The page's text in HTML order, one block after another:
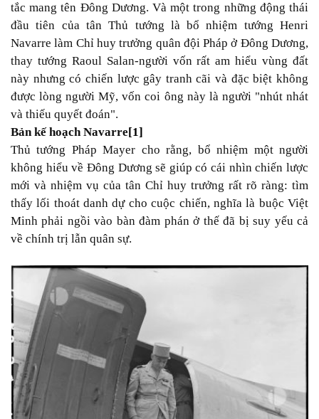
tắc mang tên Đông Dương. Và một trong những động thái
đầu tiên của tân Thủ tướng là bổ nhiệm tướng Henri
Navarre làm Chỉ huy trưởng quân đội Pháp ở Đông Dương,
thay tướng Raoul Salan-người vốn rất am hiểu vùng đất
này nhưng có chiến lược gây tranh cãi và đặc biệt không
được lòng người Mỹ, vốn coi ông này là người "nhút nhát
và thiếu quyết đoán".
Bản kế hoạch Navarre[1]
Thủ tướng Pháp Mayer cho rằng, bổ nhiệm một người
không hiểu về Đông Dương sẽ giúp có cái nhìn chiến lược
mới và nhiệm vụ của tân Chỉ huy trưởng rất rõ ràng: tìm
thấy lối thoát danh dự cho cuộc chiến, nghĩa là buộc Việt
Minh phải ngồi vào bàn đàm phán ở thế đã bị suy yếu cả
về chính trị lẫn quân sự.